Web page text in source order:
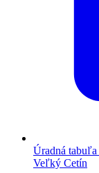
Úradná tabuľa
Veľký Cetín